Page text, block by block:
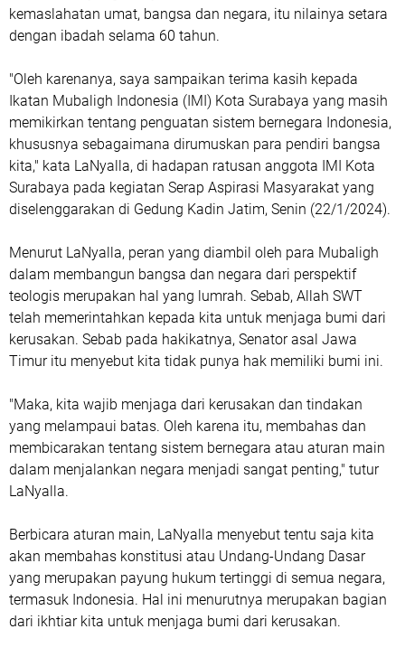
kemaslahatan umat, bangsa dan negara, itu nilainya setara
dengan ibadah selama 60 tahun.
"Oleh karenanya, saya sampaikan terima kasih kepada
Ikatan Mubaligh Indonesia (IMI) Kota Surabaya yang masih
memikirkan tentang penguatan sistem bernegara Indonesia,
khususnya sebagaimana dirumuskan para pendiri bangsa
kita," kata LaNyalla, di hadapan ratusan anggota IMI Kota
Surabaya pada kegiatan Serap Aspirasi Masyarakat yang
diselenggarakan di Gedung Kadin Jatim, Senin (22/1/2024).
Menurut LaNyalla, peran yang diambil oleh para Mubaligh
dalam membangun bangsa dan negara dari perspektif
teologis merupakan hal yang lumrah. Sebab, Allah SWT
telah memerintahkan kepada kita untuk menjaga bumi dari
kerusakan. Sebab pada hakikatnya, Senator asal Jawa
Timur itu menyebut kita tidak punya hak memiliki bumi ini.
"Maka, kita wajib menjaga dari kerusakan dan tindakan
yang melampaui batas. Oleh karena itu, membahas dan
membicarakan tentang sistem bernegara atau aturan main
dalam menjalankan negara menjadi sangat penting," tutur
LaNyalla.
Berbicara aturan main, LaNyalla menyebut tentu saja kita
akan membahas konstitusi atau Undang-Undang Dasar
yang merupakan payung hukum tertinggi di semua negara,
termasuk Indonesia. Hal ini menurutnya merupakan bagian
dari ikhtiar kita untuk menjaga bumi dari kerusakan.